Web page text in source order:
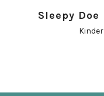
Sleepy